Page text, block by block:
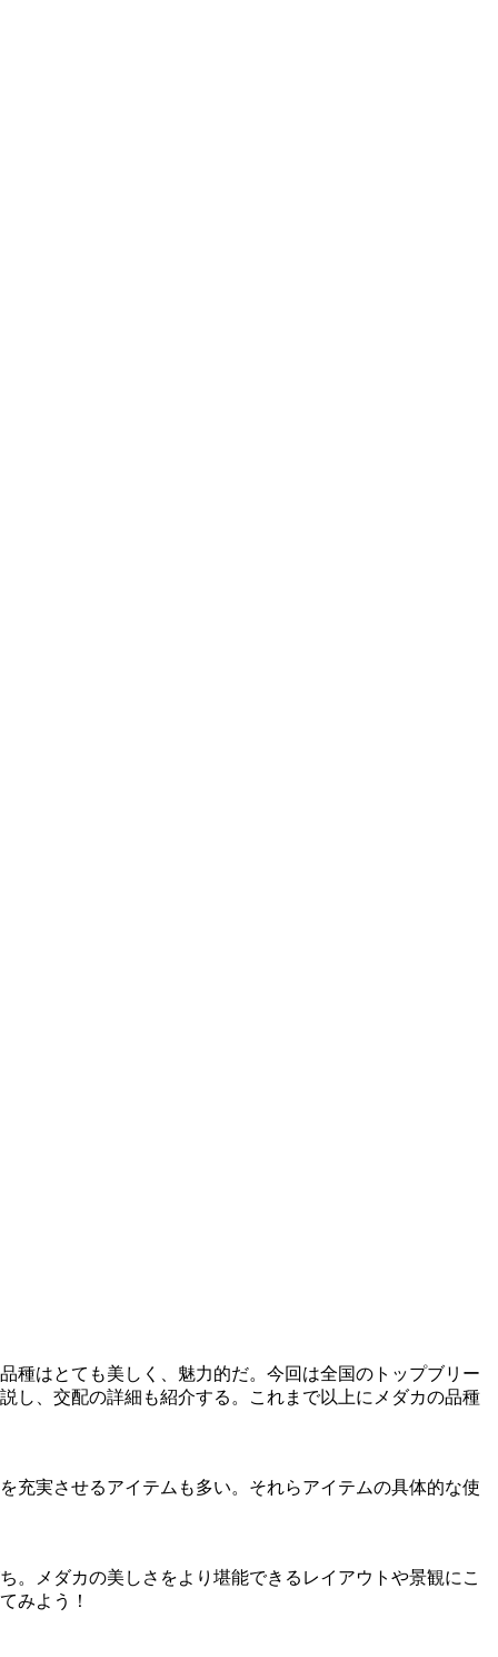
種はとても美しく、魅力的だ。今回は全国のトップブリー
し、交配の詳細も紹介する。これまで以上にメダカの品種
充実させるアイテムも多い。それらアイテムの具体的な使
。メダカの美しさをより堪能できるレイアウトや景観にこ
みよう！